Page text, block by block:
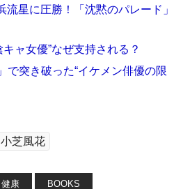
星に圧勝！「沈黙のパレード」
ャ女優”なぜ支持される？
突き破った“イケメン俳優の限
小芝風花
健康 BOOKS